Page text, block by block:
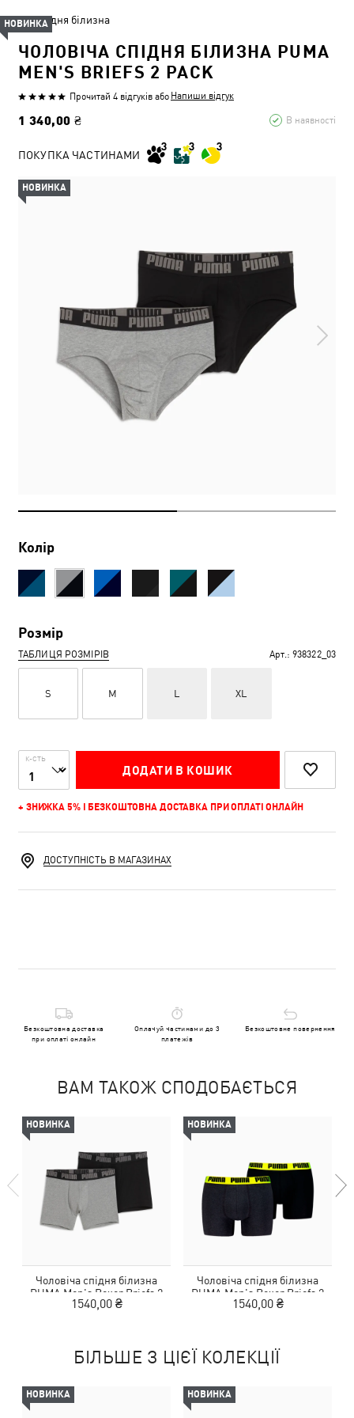
Спідня білизна
ЧОЛОВІЧА СПІДНЯ БІЛИЗНА PUMA
MEN'S BRIEFS 2 PACK
Прочитай 4 відгуків або Напиши відгук
1 340,00 ₴ В наявності
НОВИНКА
ПОКУПКА ЧАСТИНАМИ
Колір
Розмір
ТАБЛИЦЯ РОЗМІРІВ Арт.: 938322_03
S M L XL
К-СТЬ
ДОДАТИ В КОШИК
+ ЗНИЖКА 5% І БЕЗКОШТОВНА ДОСТАВКА ПРИ ОПЛАТІ ОНЛАЙН
НОВИНКА
ДОСТУПНІСТЬ В МАГАЗИНАХ
Безкоштовна доставка
при оплаті онлайн
Оплачуй частинами до 3
платежів
Безкоштовне повернення
ВАМ ТАКОЖ СПОДОБАЄТЬСЯ
НОВИНКА
Чоловіча спідня білизна
PUMA Men's Boxer Briefs 2
pack
1540,00 ₴
НОВИНКА
Чоловіча спідня білизна
PUMA Men's Boxer Briefs 2
pack
1540,00 ₴
БІЛЬШЕ З ЦІЄЇ КОЛЕКЦІЇ
НОВИНКА НОВИНКА